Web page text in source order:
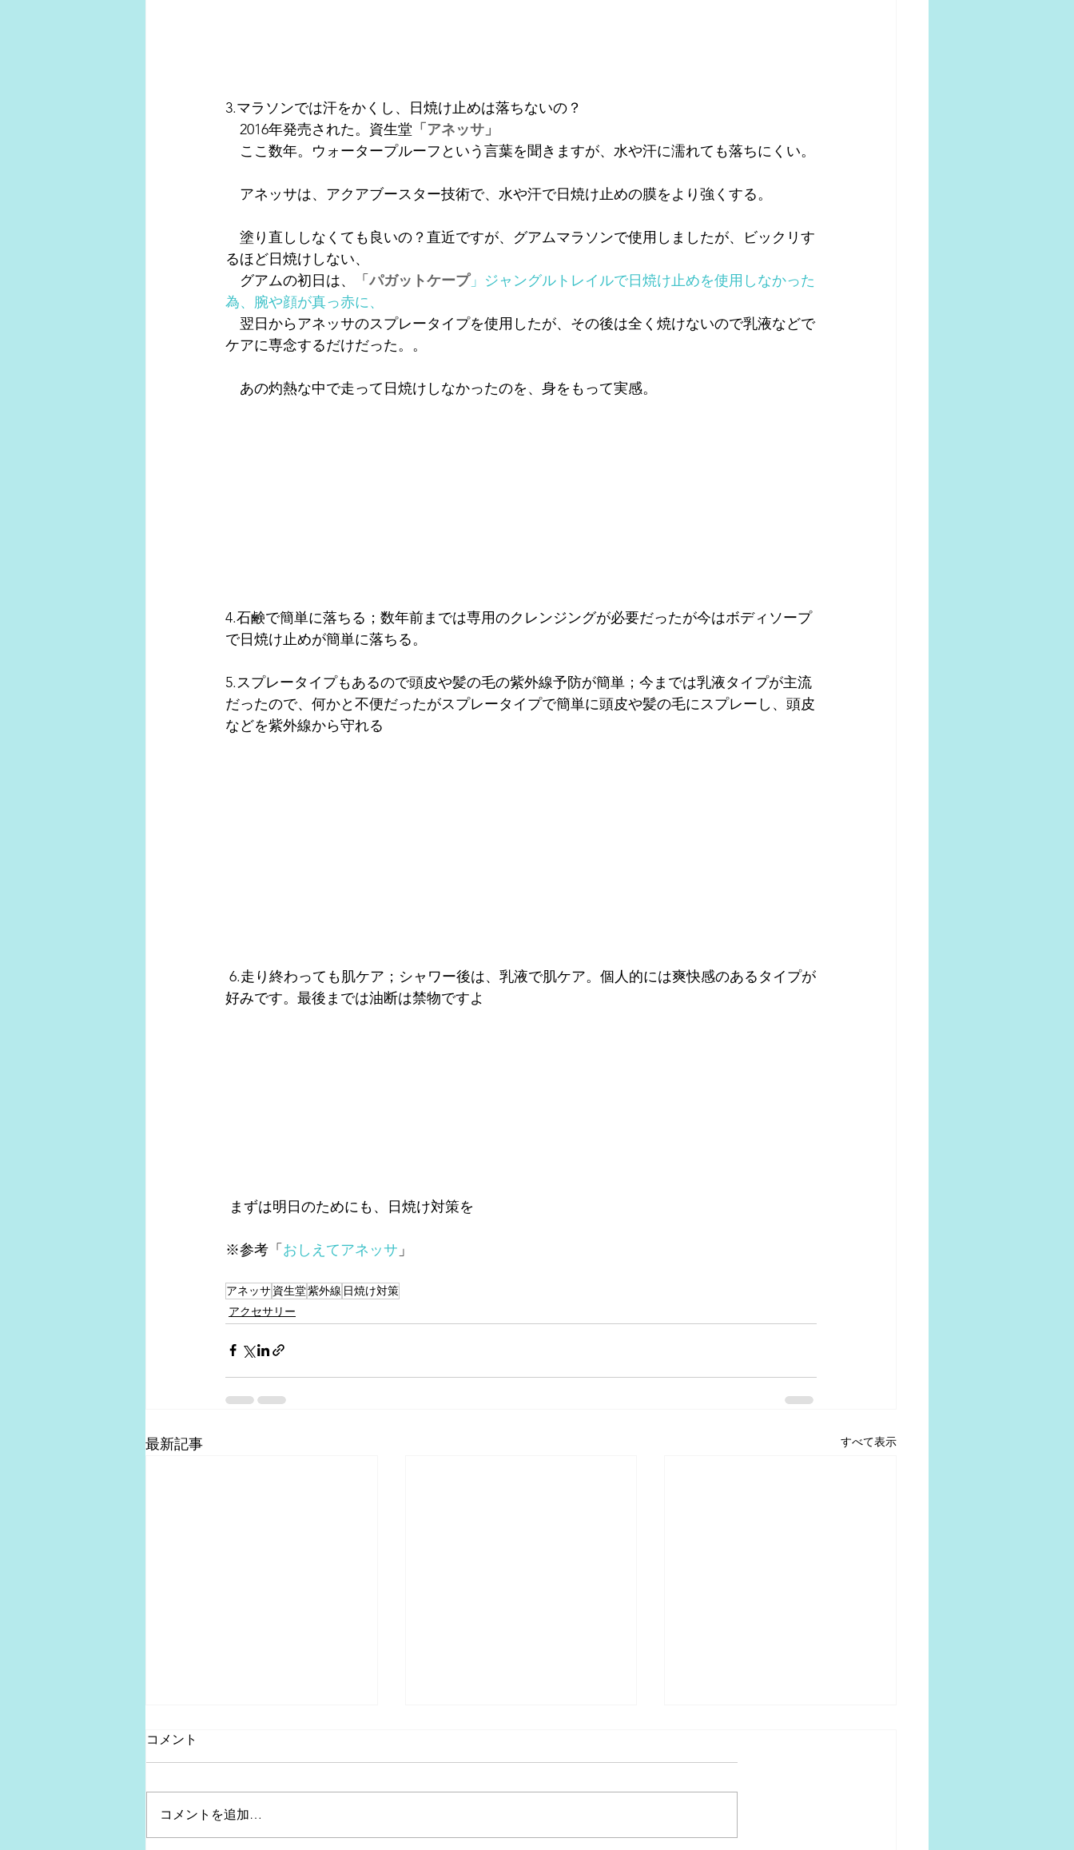
3.マラソンでは汗をかくし、日焼け止めは落ちないの？
2016年発売された。資生堂 「アネッサ」
ここ数年。ウォータープルーフという言葉を聞きますが、水や汗に濡れても落ちにくい。
アネッサは、アクアブースター技術で、水や汗で日焼け止めの膜をより強くする。
塗り直ししなくても良いの？直近ですが、グアムマラソンで使用しましたが、ビックリす
るほど日焼けしない、
グアムの初日は、「パガットケープ」ジャングルトレイルで日焼け止めを使用しなかった
為、腕や顔が真っ赤に、
翌日からアネッサのスプレータイプを使用したが、その後は全く焼けないので乳液などで
ケアに専念するだけだった。。
あの灼熱な中で走って日焼けしなかったのを、身をもって実感。
4.石鹸で簡単に落ちる；数年前までは専用のクレンジングが必要だったが今はボディソープ
で日焼け止めが簡単に落ちる。
5.スプレータイプもあるので頭皮や髪の毛の紫外線予防が簡単；今までは乳液タイプが主流
だったので、何かと不便だったがスプレータイプで簡単に頭皮や髪の毛にスプレーし、頭皮
などを紫外線から守れる
好みです。最後までは油断は禁物ですよ
まずは明日のためにも、日焼け対策を
※参考「 おしえてアネッサ 」
アネッサ資生堂紫外線 日焼け対策
アクセサリー
最新記事 すべて表示
コメント
コメントを追加…